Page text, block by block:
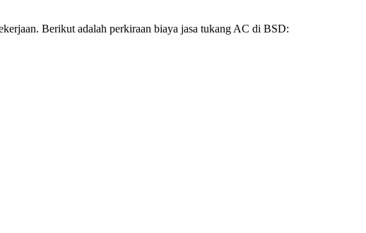
Berikut adalah perkiraan biaya jasa tukang AC di BSD: